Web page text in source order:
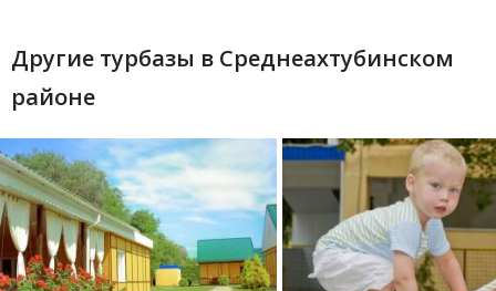
Другие турбазы в Среднеахтубинском
районе